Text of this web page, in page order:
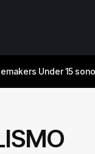
Under 15